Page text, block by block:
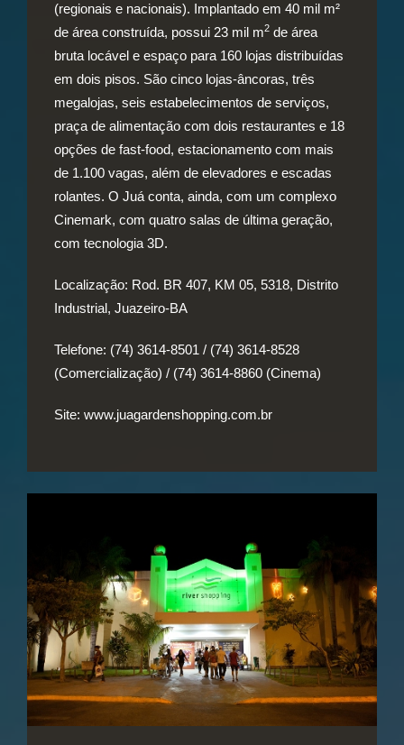
(regionais e nacionais). Implantado em 40 mil m²
de área construída, possui 23 mil m2 de área
bruta locável e espaço para 160 lojas distribuídas
em dois pisos. São cinco lojas-âncoras, três
megalojas, seis estabelecimentos de serviços,
praça de alimentação com dois restaurantes e 18
opções de fast-food, estacionamento com mais
de 1.100 vagas, além de elevadores e escadas
rolantes. O Juá conta, ainda, com um complexo
Cinemark, com quatro salas de última geração,
com tecnologia 3D.
Localização: Rod. BR 407, KM 05, 5318, Distrito
Industrial, Juazeiro-BA
Telefone: (74) 3614-8501 / (74) 3614-8528
(Comercialização) / (74) 3614-8860 (Cinema)
Site: www.juagardenshopping.com.br